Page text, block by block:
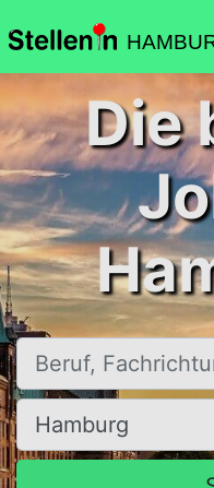
Die
Beruf, Fachrichtung,
Ort, Stadt